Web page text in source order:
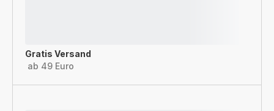
Gratis Versand
ab 49 Euro